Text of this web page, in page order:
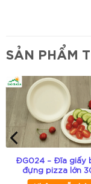
tiện bảo
In ấn:Hỗ
sản phẩm
hàng số
Đặc điểm nổi
Thân
nhiên, dễ
trường
SẢN PHẨM
ĐG024 – Đĩa giấy
đựng pizza lớn